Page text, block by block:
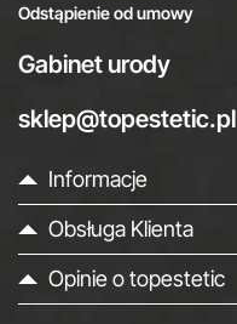
Odstąpienie od umowy
Gabinet urody
sklep@topestetic.pl
Informacje
Obsługa Klienta
Opinie o topestetic